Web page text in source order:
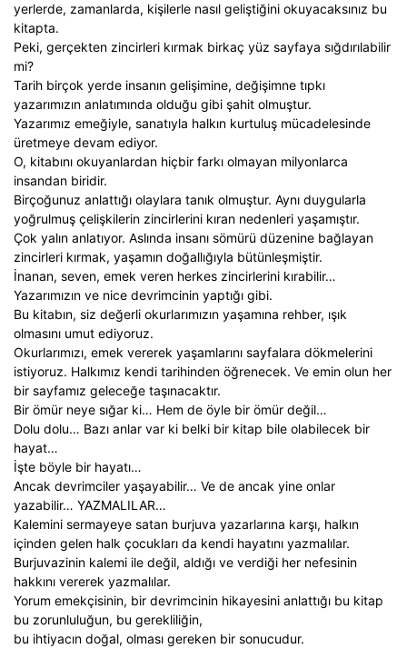
yerlerde, zamanlarda, kişilerle nasıl geliştiğini okuyacaksınız bu
kitapta.
Peki, gerçekten zincirleri kırmak birkaç yüz sayfaya sığdırılabilir
mi?
Tarih birçok yerde insanın gelişimine, değişimne tıpkı
yazarımızın anlatımında olduğu gibi şahit olmuştur.
Yazarımız emeğiyle, sanatıyla halkın kurtuluş mücadelesinde
üretmeye devam ediyor.
O, kitabını okuyanlardan hiçbir farkı olmayan milyonlarca
insandan biridir.
Birçoğunuz anlattığı olaylara tanık olmuştur. Aynı duygularla
yoğrulmuş çelişkilerin zincirlerini kıran nedenleri yaşamıştır.
Çok yalın anlatıyor. Aslında insanı sömürü düzenine bağlayan
zincirleri kırmak, yaşamın doğallığıyla bütünleşmiştir.
İnanan, seven, emek veren herkes zincirlerini kırabilir…
Yazarımızın ve nice devrimcinin yaptığı gibi.
Bu kitabın, siz değerli okurlarımızın yaşamına rehber, ışık
olmasını umut ediyoruz.
Okurlarımızı, emek vererek yaşamlarını sayfalara dökmelerini
istiyoruz. Halkımız kendi tarihinden öğrenecek. Ve emin olun her
bir sayfamız geleceğe taşınacaktır.
Bir ömür neye sığar ki… Hem de öyle bir ömür değil…
Dolu dolu… Bazı anlar var ki belki bir kitap bile olabilecek bir
hayat…
İşte böyle bir hayatı…
Ancak devrimciler yaşayabilir… Ve de ancak yine onlar
yazabilir… YAZMALILAR…
Kalemini sermayeye satan burjuva yazarlarına karşı, halkın
içinden gelen halk çocukları da kendi hayatını yazmalılar.
Burjuvazinin kalemi ile değil, aldığı ve verdiği her nefesinin
hakkını vererek yazmalılar.
Yorum emekçisinin, bir devrimcinin hikayesini anlattığı bu kitap
bu zorunluluğun, bu gerekliliğin,
bu ihtiyacın doğal, olması gereken bir sonucudur.